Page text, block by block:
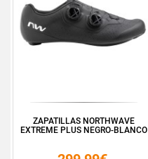
ZAPATILLAS NORTHWAVE
EXTREME PLUS NEGRO-BLANCO